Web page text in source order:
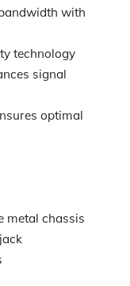
with
technology
signal
optimal
metal chassis